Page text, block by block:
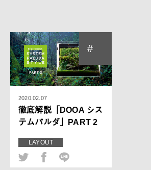
#
2020.02.07
徹底解説「DOOA シス
テムパルダ」PART 2
LAYOUT